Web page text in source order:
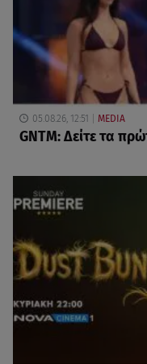
05.08.26, 12:51 MEDIA
GNTM: Δείτε τα